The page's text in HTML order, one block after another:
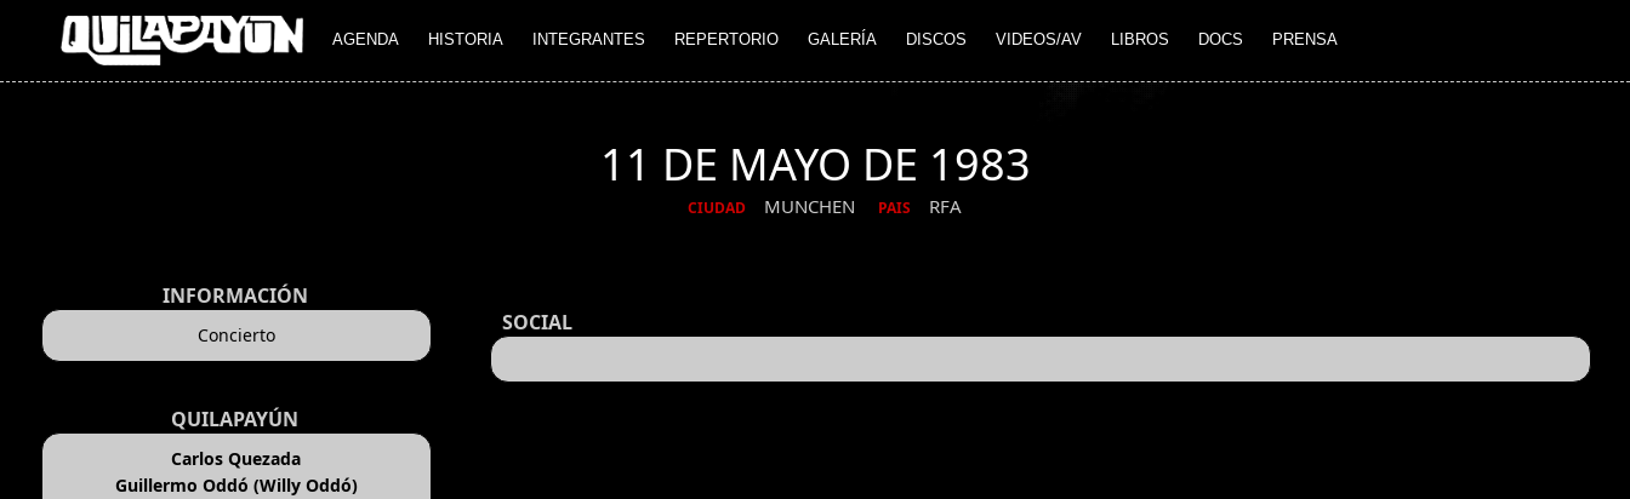
AGENDA HISTORIA INTEGRANTES REPERTORIO GALERÍA DISCOS VIDEOS/AV LIBROS DOCS PRENSA
11 DE MAYO DE 1983
CIUDAD MUNCHEN PAIS RFA
INFORMACIÓN
Concierto
QUILAPAYÚN
Carlos Quezada
Guillermo Oddó (Willy Oddó)
SOCIAL